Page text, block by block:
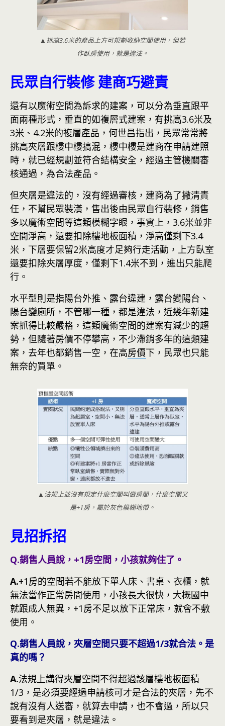
▲挑高3.6米的產品上方可規劃收納空間使用，但若
作臥房使用，就是違法。
民眾自行裝修 建商巧避責
還有以魔術空間為訴求的建案，可以分為垂直跟平
面兩種形式，垂直的如複層式建案，有挑高3.6米及
3米、4.2米的複層產品，何世昌指出，民眾常常將
挑高夾層跟樓中樓搞混，樓中樓是建商在申請建照
時，就已經規劃並符合結構安全，經過主管機關審
核通過，為合法產品。
但夾層是違法的，沒有經過審核，建商為了撇清責
任，不幫民眾裝潢，售出後由民眾自行裝修，銷售
多以魔術空間等這類模糊字眼，事實上，3.6米並非
空間淨高，還要扣除樓地板面積，淨高僅剩下3.4
米，下層要保留2米高度才足夠行走活動，上方臥室
還要扣除夾層厚度，僅剩下1.4米不到，進出只能爬
行。
水平型則是指陽台外推、露台違建，露台變陽台、
陽台變廁所，不管哪一種，都是違法，近幾年新建
案抓得比較嚴格，這類魔術空間的建案有減少的趨
勢，但隨著房價不停攀高，不少滯銷多年的這類建
案，去年也都銷售一空，在高房價下，民眾也只能
無奈的買單。
▲法規上並沒有規定什麼空間叫做房間，什麼空間又
是+1房，屬於灰色模糊地帶。
見招拆招
Q.銷售人員說，+1房空間，小孩就夠住了。
A.+1房的空間若不能放下單人床、書桌、衣櫃，就
無法當作正常房間使用，小孩長大很快，大概國中
就跟成人無異，+1房不足以放下正常床，就會不敷
使用。
Q.銷售人員說，夾層空間只要不超過1/3就合法。是
真的嗎？
A.法規上講得夾層空間不得超過該層樓地板面積
1/3，是必須要經過申請核可才是合法的夾層，先不
說有沒有人送審，就算去申請，也不會過，所以只
要看到是夾層，就是違法。